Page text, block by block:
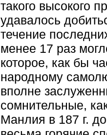
такого высокого
удавалось
течение
менее 17 раз
которое, как бы
народному
вполне
сомнительные,
Манлия в 187 г.